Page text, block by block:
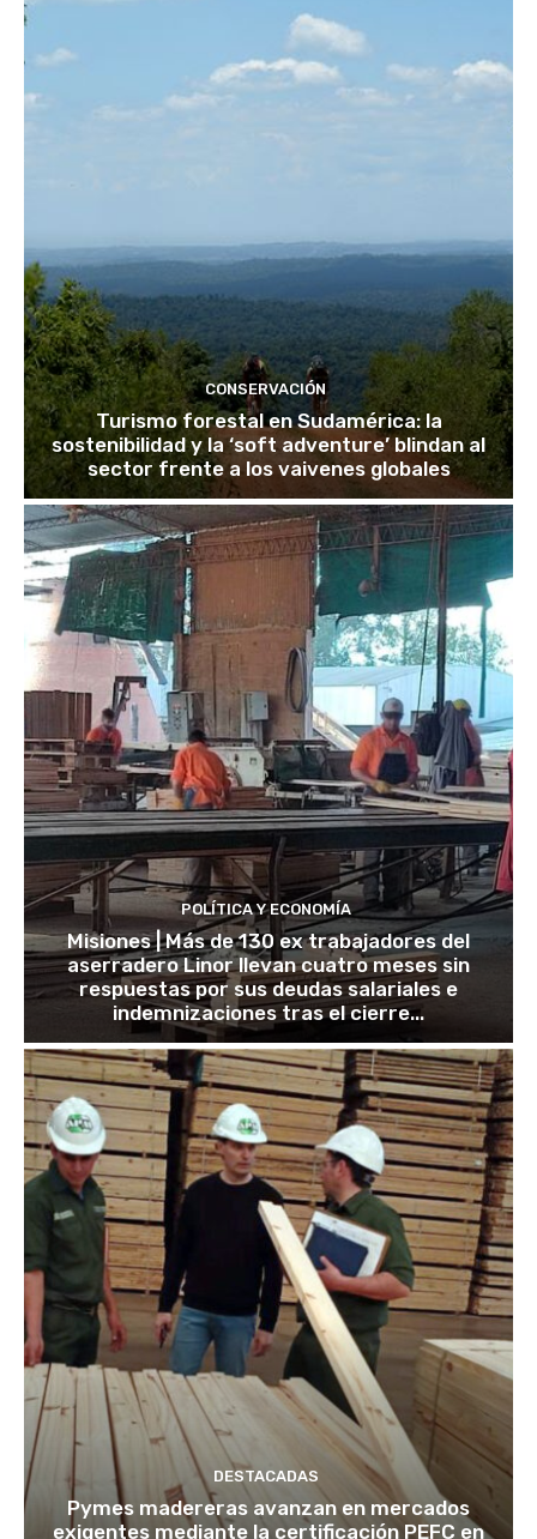
CONSERVACIÓN
Turismo forestal en Sudamérica: la
sostenibilidad y la ‘soft adventure’ blindan al
sector frente a los vaivenes globales
POLÍTICA Y ECONOMÍA
Misiones | Más de 130 ex trabajadores del
aserradero Linor llevan cuatro meses sin
respuestas por sus deudas salariales e
indemnizaciones tras el cierre...
DESTACADAS
Pymes madereras avanzan en mercados
exigentes mediante la certificación PEFC en